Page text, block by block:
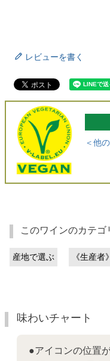
レビューを書く
＜他
このワインのカテゴ
産地で選ぶ 《生産
味わいチャート
●アイコンの位置